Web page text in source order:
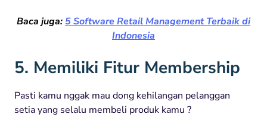
Baca juga: 5 Software Retail Management Terbaik di
Indonesia
5. Memiliki Fitur Membership
Pasti kamu nggak mau dong kehilangan pelanggan
setia yang selalu membeli produk kamu ?